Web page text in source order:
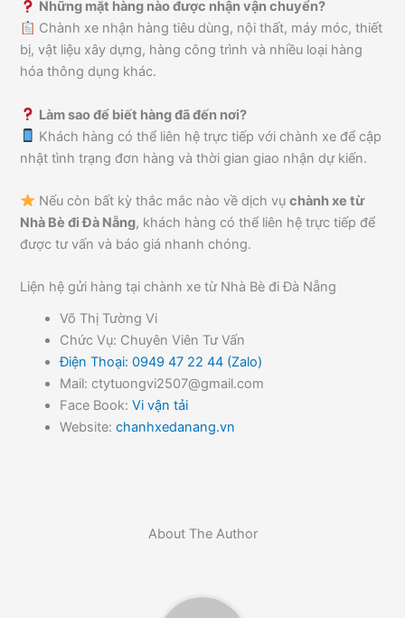
Những mặt hàng nào được nhận vận chuyển?
Chành xe nhận hàng tiêu dùng, nội thất, máy móc, thiết
bị, vật liệu xây dựng, hàng công trình và nhiều loại hàng
hóa thông dụng khác.
Làm sao để biết hàng đã đến nơi?
Khách hàng có thể liên hệ trực tiếp với chành xe để cập
nhật tình trạng đơn hàng và thời gian giao nhận dự kiến.
Nếu còn bất kỳ thắc mắc nào về dịch vụchành xe từ
Nhà Bè đi Đà Nẵng, khách hàng có thể liên hệ trực tiếp để
được tư vấn và báo giá nhanh chóng.
Liện hệ gửi hàng tại chành xe từ Nhà Bè đi Đà Nẵng
Võ Thị Tường Vi
Chức Vụ: Chuyên Viên Tư Vấn
Điện Thoại: 0949 47 22 44 (Zalo)
Mail: ctytuongvi2507@gmail.com
Face Book: Vi vận tải
Website:chanhxedanang.vn
About The Author